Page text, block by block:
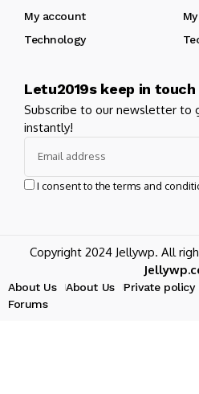
My account
Technology
Letu2019s keep in touch
Subscribe to our newsletter to
instantly!
I consent to the terms and
Copyright 2024 Jellywp. All
About Us About Us Private policy
Forums